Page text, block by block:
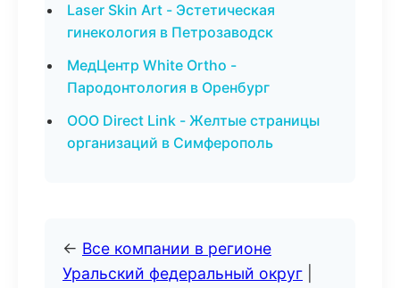
Laser Skin Art - Эстетическая
гинекология в Петрозаводск
МедЦентр White Ortho -
Пародонтология в Оренбург
ООО Direct Link - Желтые страницы
организаций в Симферополь
← Все компании в регионе
Уральский федеральный округ